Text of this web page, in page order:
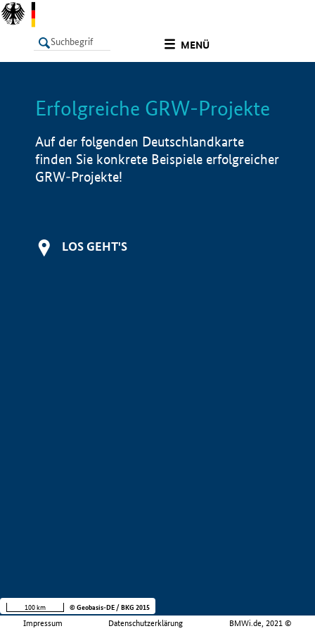
MENÜ
LISTE Info
Erfolgreiche GRW-Projekte
Auf der folgenden Deutschlandkarte
finden Sie konkrete Beispiele erfolgreicher
GRW-Projekte!
LOS GEHT'S
Impressum Datenschutzerklärung BMWi.de, 2021 ©
100 km © Geobasis-DE / BKG 2015